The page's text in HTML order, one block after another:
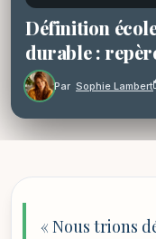
Définition
durable :
Par Sophie Lambert
« Nous trions